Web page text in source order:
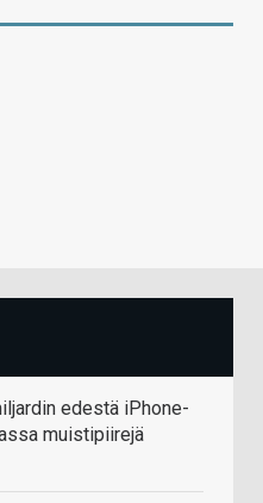
edestä iPhone-
muistipiirejä